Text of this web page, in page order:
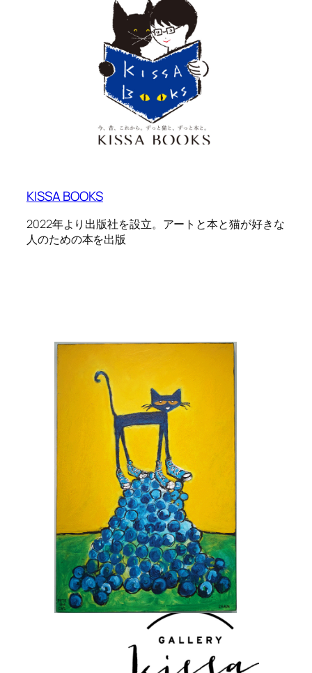
KISSA BOOKS
2022年より出版社を設立。アートと本と猫が好きな
人のための本を出版